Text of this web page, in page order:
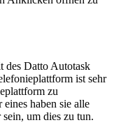
des Datto Autotask
ist sehr
zu
haben sie alle
um dies zu tun.